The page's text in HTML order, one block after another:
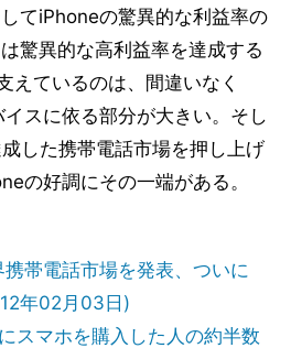
てiPhoneの驚異的な利益率の
驚異的な高利益率を達成する
えているのは、間違いなく
スに依る部分が大きい。そし
した携帯電話市場を押し上げ
の好調にその一端がある。
帯電話市場を発表、ついに
年02月03日)
スマホを購入した人の約半数